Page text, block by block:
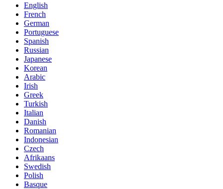
English
French
German
Portuguese
Spanish
Russian
Japanese
Korean
Arabic
Irish
Greek
Turkish
Italian
Danish
Romanian
Indonesian
Czech
Afrikaans
Swedish
Polish
Basque